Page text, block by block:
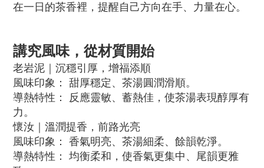
在一日的茶香裡，提醒自己方向在手、力量在心。
講究風味，從材質開始
老岩泥｜沉穩引厚，增福添順
風味印象： 甜厚穩定、茶湯圓潤滑順。
導熱特性： 反應靈敏、蓄熱佳，使茶湯表現醇厚有
力。
懷汝｜溫潤提香，前路光亮
風味印象： 香氣明亮、茶湯細柔、餘韻乾淨。
導熱特性： 均衡柔和，使香氣更集中、尾韻更雅